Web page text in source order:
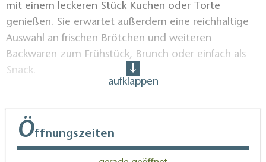
mit einem leckeren Stück Kuchen oder Torte
genießen. Sie erwartet außerdem eine reichhaltige
Auswahl an frischen Brötchen und weiteren
Backwaren zum Frühstück, Brunch oder einfach als
Snack.
praktischen Bestellservice und holen Sie Ihre Waren
danach vor Ort in Ihrer Wunschfiliale ab.
aufklappen
Öffnungszeiten